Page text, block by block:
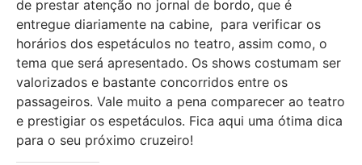
de prestar atenção no jornal de bordo, que é
entregue diariamente na cabine, para verificar os
horários dos espetáculos no teatro, assim como, o
tema que será apresentado. Os shows costumam ser
valorizados e bastante concorridos entre os
passageiros. Vale muito a pena comparecer ao teatro
e prestigiar os espetáculos. Fica aqui uma ótima dica
para o seu próximo cruzeiro!